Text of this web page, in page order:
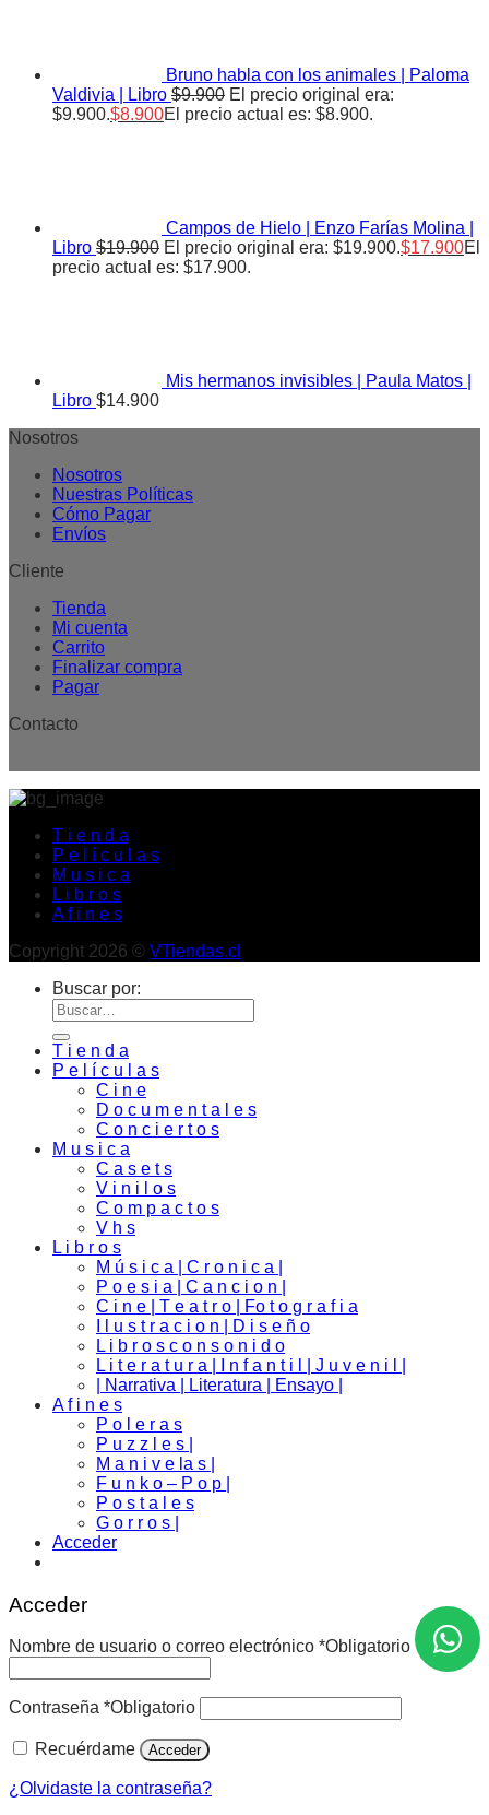
Bruno habla con los animales | Paloma
Valdivia | Libro $9.900 El precio original era:
$9.900.$8.900El precio actual es: $8.900.
Campos de Hielo | Enzo Farías Molina |
Libro $19.900 El precio original era: $19.900.$17.900El
precio actual es: $17.900.
Mis hermanos invisibles | Paula Matos |
Libro $14.900
Nosotros
Nosotros
Nuestras Políticas
Cómo Pagar
Envíos
Cliente
Tienda
Mi cuenta
Carrito
Finalizar compra
Pagar
Contacto
T i e n d a
P e l í c u l a s
M u s i c a
L i b r o s
A f i n e s
Copyright 2026 © VTiendas.cl
Buscar por:
T i e n d a
P e l í c u l a s
C i n e
D o c u m e n t a l e s
C o n c i e r t o s
M u s i c a
C a s e t s
V i n i l o s
C o m p a c t o s
V h s
L i b r o s
M ú s i c a | C r o n i c a |
P o e s i a | C a n c i o n |
C i n e | T e a t r o | Fo t o g r a f i a
I l u s t r a c i o n | D i s e ñ o
L i b r o s c o n s o n i d o
L i t e r a t u r a | I n f a n t i l | J u v e n i l |
| Narrativa | Literatura | Ensayo |
A f i n e s
P o l e r a s
P u z z l e s |
M a n i v e la s |
F u n k o – P o p |
P o s t a l e s
G o r r o s |
Acceder
Acceder
Nombre de usuario o correo electrónico *Obligatorio
Contraseña *Obligatorio
Recuérdame Acceder
¿Olvidaste la contraseña?